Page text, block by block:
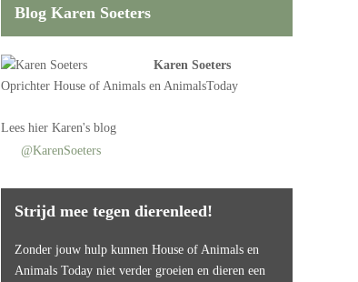
Blog Karen Soeters
Karen Soeters
OprichterHouse of Animals en AnimalsToday
Leeshier Karen's blog
@KarenSoeters
Strijd mee tegen dierenleed!
Zonder jouw hulp kunnen House of Animals en
Animals Today niet verder groeien en dieren een